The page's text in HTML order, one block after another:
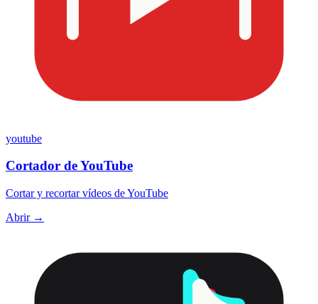
youtube
Cortador de YouTube
Cortar y recortar vídeos de YouTube
Abrir →